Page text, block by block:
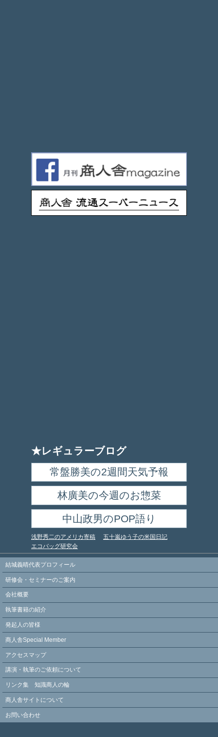
★レギュラーブログ
常盤勝美の2週間天気予報
林廣美の今週のお惣菜
浅野秀二のアメリカ寄稿 五十嵐ゆう子の米国日記
中山政男のPOP語り
エコバッグ研究会
結城義晴代表プロフィール
研修会・セミナーのご案内
会社概要
執筆書籍の紹介
発起人の皆様
商人舎Special Member
アクセスマップ
講演・執筆のご依頼について
リンク集 知識商人の輪
商人舎サイトについて
お問い合わせ